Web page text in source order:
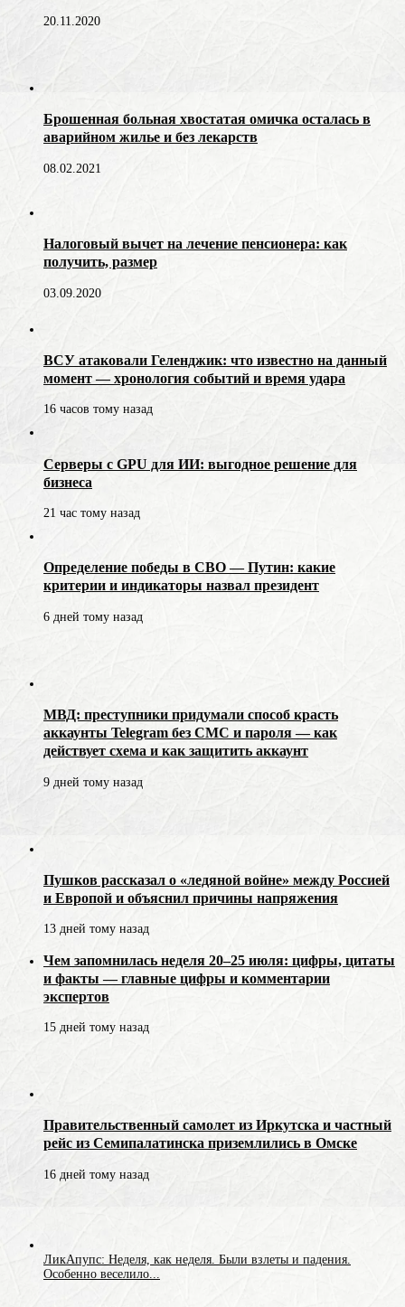
20.11.2020
Брошенная больная хвостатая омичка осталась в
аварийном жилье и без лекарств
08.02.2021
Налоговый вычет на лечение пенсионера: как
получить, размер
03.09.2020
ВСУ атаковали Геленджик: что известно на данный
момент — хронология событий и время удара
16 часов тому назад
Серверы с GPU для ИИ: выгодное решение для
бизнеса
21 час тому назад
Определение победы в СВО — Путин: какие
критерии и индикаторы назвал президент
6 дней тому назад
МВД: преступники придумали способ красть
аккаунты Telegram без СМС и пароля — как
действует схема и как защитить аккаунт
9 дней тому назад
Пушков рассказал о «ледяной войне» между Россией
и Европой и объяснил причины напряжения
13 дней тому назад
Чем запомнилась неделя 20–25 июля: цифры, цитаты
и факты — главные цифры и комментарии
экспертов
15 дней тому назад
Правительственный самолет из Иркутска и частный
рейс из Семипалатинска приземлились в Омске
16 дней тому назад
ЛикАпупс: Неделя, как неделя. Были взлеты и падения.
Особенно веселило...